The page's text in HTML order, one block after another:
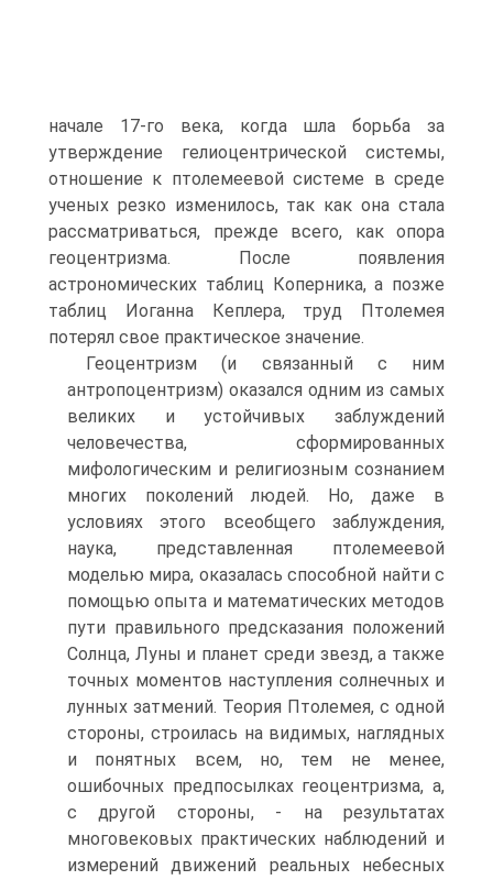
начале 17-го века, когда шла борьба за
утверждение гелиоцентрической системы,
отношение к птолемеевой системе в среде
ученых резко изменилось, так как она стала
рассматриваться, прежде всего, как опора
геоцентризма. После появления
астрономических таблиц Коперника, а позже
таблиц Иоганна Кеплера, труд Птолемея
потерял свое практическое значение.
Геоцентризм (и связанный с ним
антропоцентризм) оказался одним из самых
великих и устойчивых заблуждений
человечества, сформированных
мифологическим и религиозным сознанием
многих поколений людей. Но, даже в
условиях этого всеобщего заблуждения,
наука, представленная птолемеевой
моделью мира, оказалась способной найти с
помощью опыта и математических методов
пути правильного предсказания положений
Солнца, Луны и планет среди звезд, а также
точных моментов наступления солнечных и
лунных затмений. Теория Птолемея, с одной
стороны, строилась на видимых, наглядных
и понятных всем, но, тем не менее,
ошибочных предпосылках геоцентризма, а,
с другой стороны, - на результатах
многовековых практических наблюдений и
измерений движений реальных небесных